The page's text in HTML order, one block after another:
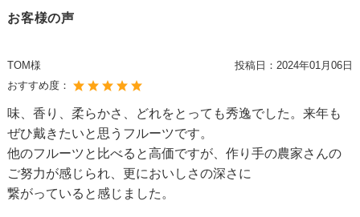
お客様の声
TOM様 投稿日： 2024年01月06日
おすすめ度：
味、香り、柔らかさ、どれをとっても秀逸でした。来年も
ぜひ戴きたいと思うフルーツです。
他のフルーツと比べると高価ですが、作り手の農家さんの
ご努力が感じられ、更においしさの深さに
繋がっていると感じました。